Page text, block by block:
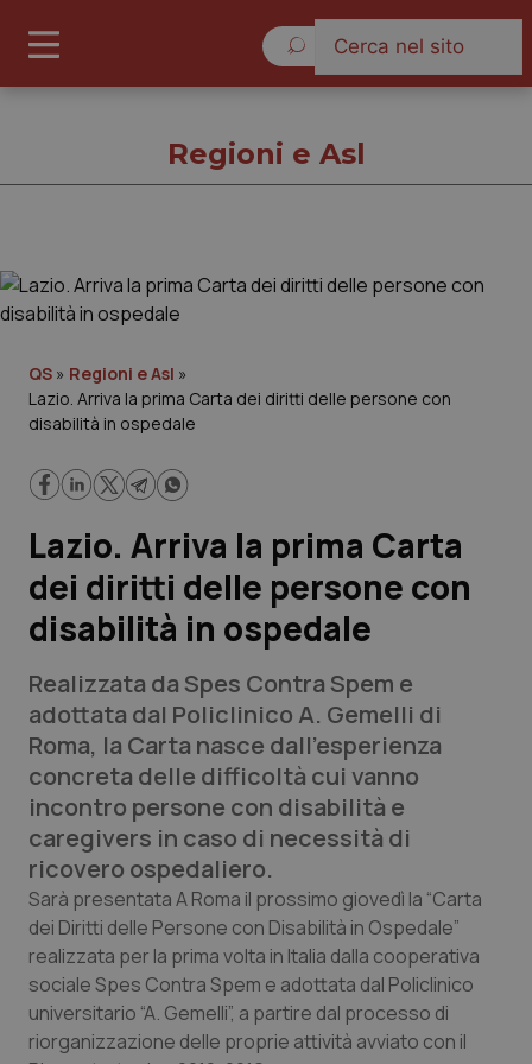
Governo e Parlamento
Regioni e Asl
Lavoro e Professioni
Scienza e Farmaci
Studi e Analisi
Lettere al direttore
Edizioni Regionali
QS Pro
Professionisti Sanitari.AI
Abruzzo
Basilicata
QS Pro Gold
Artrite & artrosi
QS Club Newsletter
Regioni e Asl
QS » Regioni e Asl »
Lazio. Arriva la prima Carta dei diritti delle persone con
disabilità in ospedale
Lazio. Arriva la prima Carta
dei diritti delle persone con
disabilità in ospedale
Realizzata da Spes Contra Spem e
adottata dal Policlinico A. Gemelli di
Roma, la Carta nasce dall’esperienza
concreta delle difficoltà cui vanno
incontro persone con disabilità e
caregivers in caso di necessità di
ricovero ospedaliero.
Sarà presentata A Roma il prossimo giovedì la “Carta
dei Diritti delle Persone con Disabilità in Ospedale”
realizzata per la prima volta in Italia dalla cooperativa
sociale Spes Contra Spem e adottata dal Policlinico
universitario “A. Gemelli”, a partire dal processo di
riorganizzazione delle proprie attività avviato con il